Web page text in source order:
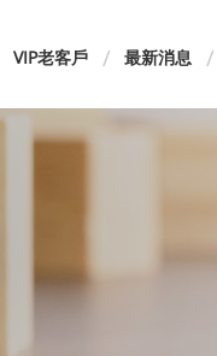
VIP老客戶 最新消息